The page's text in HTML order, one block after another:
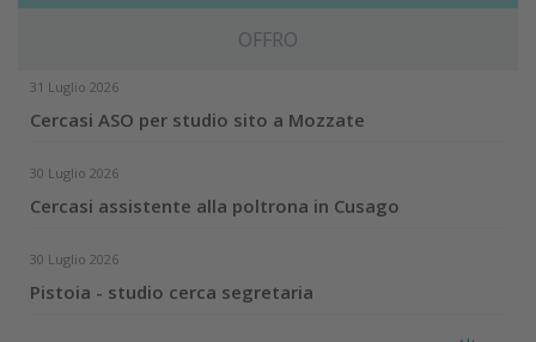
OFFRO
31 Luglio 2026
Cercasi ASO per studio sito a Mozzate
30 Luglio 2026
Cercasi assistente alla poltrona in Cusago
30 Luglio 2026
Pistoia - studio cerca segretaria